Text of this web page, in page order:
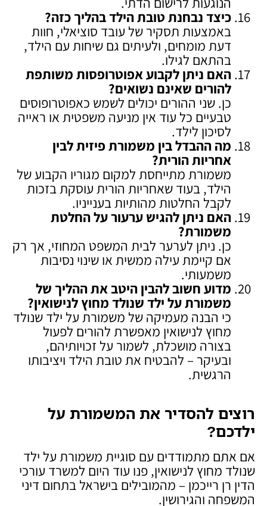
כיצד נבחנת טובת הילד בהליך כזה?
באמצעות תסקיר של עובד סוציאלי, חוות
דעת מומחים, ולעיתים גם שיחות עם הילד,
בהתאם לגילו.
האם ניתן לקבוע אפוטרופסות משותפת
להורים שאינם נשואים?
כן. שני ההורים יכולים לשמש כאפוטרופוסים
טבעיים כל עוד אין מניעה משפטית או ראייה
לסיכון לילד.
מה ההבדל בין משמורת פיזית לבין
אחריות הורית?
משמורת מתייחסת למקום מגוריו הקבוע של
הילד, בעוד שאחריות הורית עוסקת בזכות
לקבל החלטות מהותיות בענייניו.
האם ניתן להגיש ערעור על החלטת
משמורת?
כן. ניתן לערער לבית המשפט המחוזי, אך רק
אם קיימת עילה ממשית או שינוי נסיבות
משמעותי.
מדוע חשוב להבין היטב את ההליך של
משמורת על ילד שנולד מחוץ לנישואין?
כי הבנה מעמיקה של משמורת על ילד שנולד
מחוץ לנישואין מאפשרת להורים לפעול
בצורה מושכלת, לשמור על זכויותיהם,
ובעיקר – להבטיח את טובת הילד ויציבותו
הרגשית.
רוצים להסדיר את המשמורת על
ילדכם?
אם אתם מתמודדים עם סוגיית משמורת על ילד
שנולד מחוץ לנישואין, פנו עוד היום למשרד עורכי
הדין רן רייכמן – מהמובילים בישראל בתחום דיני
המשפחה והגירושין.